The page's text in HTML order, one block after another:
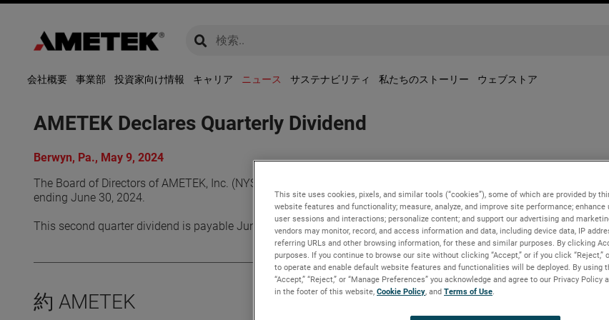
global-search
global-search
会社概要 事業部 投資家向け情報 キャリア ニュース サステナビリティ 私たちのストーリー ウェブストア
AMETEK Declares Quarterly Dividend
Berwyn, Pa., May 9, 2024
The Board of Directors of AMETEK, Inc. (NYSE: AME) declared a regular quarterly dividend of $0.28 per share for the
ending June 30, 2024.
This second quarter dividend is payable June 28, 2024 to shareholders of record as of June 14, 2024.
約 AMETEK
This site uses cookies, pixels, and similar tools (“cookies”), some of which are provided by
website features and functionality; measure, analyze, and improve site performance; enhance
user sessions and interactions; personalize content; and support our advertising and
vendors may monitor, record, and access information and data, including device data, IP
referring URLs and other browsing information, for these and similar purposes. By clicking
purposes. If you continue to browse our site without clicking “Accept,” or if you click “Reject,”
to operate and enable default website features and functionalities will be deployed. By using
“Accept,” “Reject,” or “Manage Preferences” you acknowledge and agree to our Privacy
in the footer of this website, Cookie Policy, and Terms of Use.